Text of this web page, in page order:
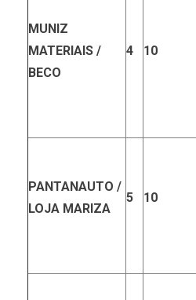
MUNIZ
MATERIAIS /
BECO
4 10
PANTANAUTO /
LOJA MARIZA
5 10